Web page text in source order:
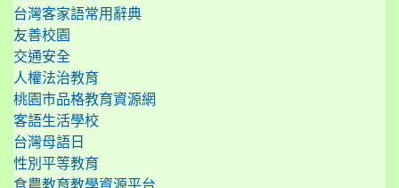
台灣客家語常用辭典
友善校園
交通安全
人權法治教育
桃園市品格教育資源網
客語生活學校
台灣母語日
性別平等教育
食農教育教學資源平台